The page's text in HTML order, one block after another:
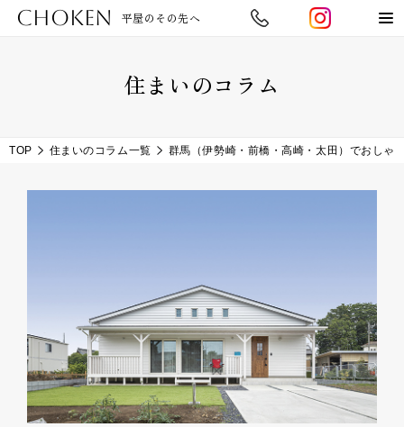
CHOKEN 平屋のその先へ
住まいのコラム
TOP 住まいのコラム一覧 群馬（伊勢崎・前橋・高崎・太田）でおしゃ